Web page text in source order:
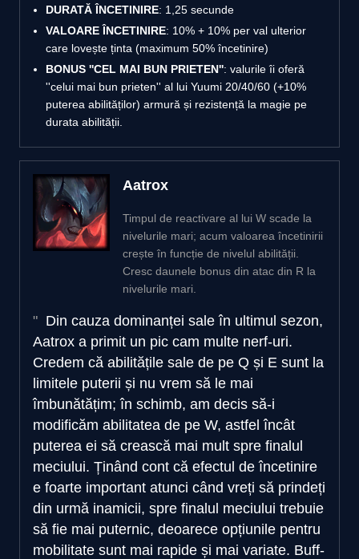
DURATĂ ÎNCETINIRE: 1,25 secunde
VALOARE ÎNCETINIRE: 10% + 10% per val ulterior
care lovește ținta (maximum 50% încetinire)
BONUS ''CEL MAI BUN PRIETEN'': valurile îi oferă
''celui mai bun prieten'' al lui Yuumi 20/40/60 (+10%
puterea abilităților) armură și rezistență la magie pe
durata abilității.
Aatrox
Timpul de reactivare al lui W scade la
nivelurile mari; acum valoarea încetinirii
crește în funcție de nivelul abilității.
Cresc daunele bonus din atac din R la
nivelurile mari.
Din cauza dominanței sale în ultimul sezon,
Aatrox a primit un pic cam multe nerf-uri.
Credem că abilitățile sale de pe Q și E sunt la
limitele puterii și nu vrem să le mai
îmbunătățim; în schimb, am decis să-i
modificăm abilitatea de pe W, astfel încât
puterea ei să crească mai mult spre finalul
meciului. Ținând cont că efectul de încetinire
e foarte important atunci când vreți să prindeți
din urmă inamicii, spre finalul meciului trebuie
să fie mai puternic, deoarece opțiunile pentru
mobilitate sunt mai rapide și mai variate. Buff-